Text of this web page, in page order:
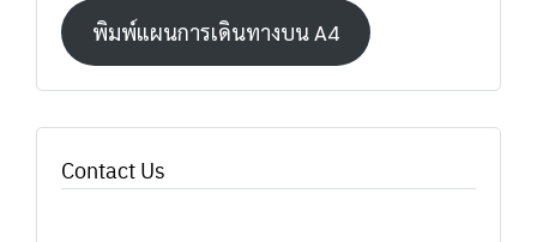
พิมพ์แผนการเดินทางบน A4
Contact Us